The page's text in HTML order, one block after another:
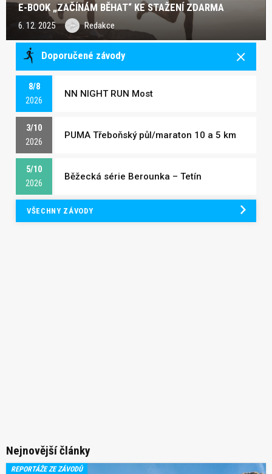
E-BOOK „ZAČÍNÁM BĚHAT“ KE STAŽENÍ ZDARMA
6. 12. 2025 Redakce
Doporučené závody
8/8
2026
NN NIGHT RUN Most
3/10
2026
PUMA Třeboňský půl/maraton 10 a 5 km
5/10
2026
Běžecká série Berounka – Tetín
VŠECHNY ZÁVODY
Nejnovější články
REPORTÁŽE ZE ZÁVODŮ